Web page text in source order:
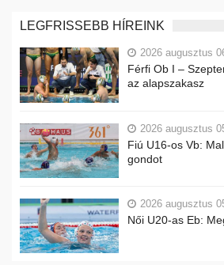
LEGFRISSEBB HÍREINK
2026 augusztus
Férfi Ob I –
az alapszakasz
2026 augusztus
Fiú U16-os Vb:
gondot
2026 augusztus
Női U20-as Eb: